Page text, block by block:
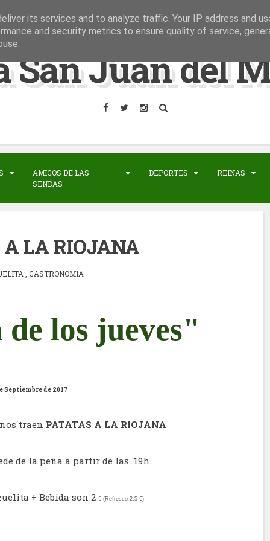
San Juan del
AMIGOS DE LAS
SENDAS
DEPORTES REINAS
A LA RIOJANA
GASTRONOMIA
los jueves"
Septiembre de 2017
traen PATATAS A LA RIOJANA
de la peña a partir de las 19h.
+ Bebida son 2 € (Refresco 2,5 €)
its services and to analyze traffic. Your IP address and
and security metrics to ensure quality of service,